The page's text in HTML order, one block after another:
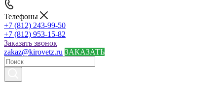
Телефоны
+7 (812) 243-99-50
+7 (812) 953-15-82
Заказать звонок
zakaz@kirovetz.ru ЗАКАЗАТЬ